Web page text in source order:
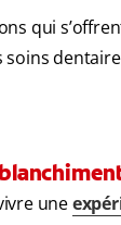
qui
une